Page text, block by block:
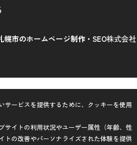
サービスを提供するために、クッキーを使用
サイトの利用状況やユーザー属性（年齢、性
トの改善やパーソナライズされた体験を提供
幌市のホームページ制作・SEO株式会社